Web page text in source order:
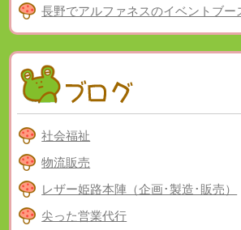
長野でアルファネスのイベントブー
社会福祉
物流販売
レザー姫路本陣（企画･製造･販売）
尖った営業代行